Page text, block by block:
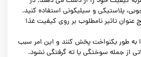
پلاستیکی و سیلیکونی استفاده کنید.
عنوان تاثیر نامطلوب بر روی کیفیت غذا
به طور یکنواخت پخش کنند و این امر سبب
از جمله سوختگی یا ته گرفتگی نشود.